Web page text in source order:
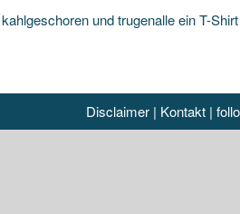
und trugenalle ein T-
Disclaimer| Kontakt|